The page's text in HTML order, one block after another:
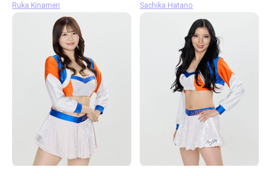
Ruka Kinameri Sachika Hatano